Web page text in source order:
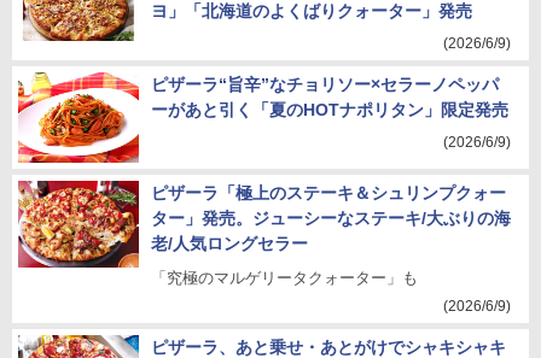
ヨ」「北海道のよくばりクォーター」発売
(2026/6/9)
ピザーラ“旨辛”なチョリソー×セラーノペッパ
ーがあと引く「夏のHOTナポリタン」限定発売
(2026/6/9)
ピザーラ「極上のステーキ＆シュリンプクォー
ター」発売。ジューシーなステーキ/大ぶりの海
老/人気ロングセラー
「究極のマルゲリータクォーター」も
(2026/6/9)
ピザーラ、あと乗せ・あとがけでシャキシャキ